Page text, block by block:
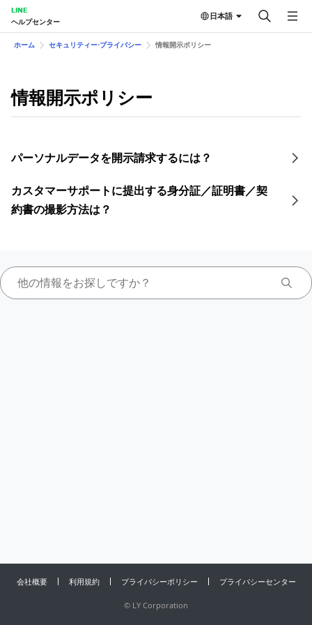
LINE
ヘルプセンター
日本語
ホーム セキュリティー⋅プライバシー 情報開示ポリシー
情報開示ポリシー
パーソナルデータを開示請求するには？
カスタマーサポートに提出する身分証／証明書／契
約書の撮影方法は？
会社概要 利用規約 プライバシーポリシー プライバシーセンター
© LY Corporation